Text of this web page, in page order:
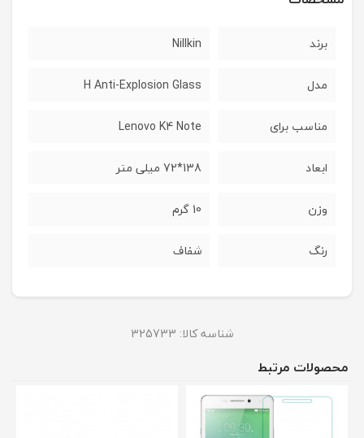
برند Nillkin
مدل H Anti-Explosion Glass
مناسب برای Lenovo K4 Note
ابعاد 138*72 میلی متر
وزن 10 گرم
رنگ شفاف
شناسه کالا: 325733
محصولات مرتبط